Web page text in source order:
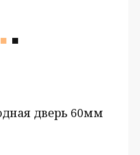
дверь 60мм